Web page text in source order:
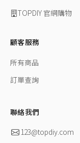
TOPDIY 官網購物
顧客服務
所有商品
訂單查詢
聯絡我們
123@topdiy.com